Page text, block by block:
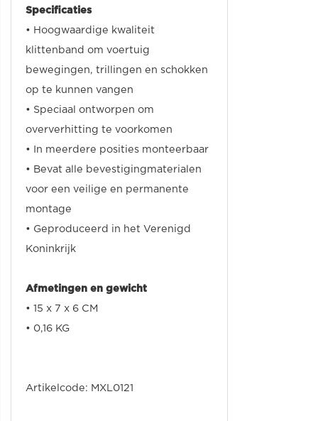
Specificaties
• Hoogwaardige kwaliteit
klittenband om voertuig
bewegingen, trillingen en schokken
op te kunnen vangen
• Speciaal ontworpen om
oververhitting te voorkomen
• In meerdere posities monteerbaar
• Bevat alle bevestigingmaterialen
voor een veilige en permanente
montage
• Geproduceerd in het Verenigd
Koninkrijk
Afmetingen en gewicht
• 15 x 7 x 6 CM
• 0,16 KG
Artikelcode: MXL0121